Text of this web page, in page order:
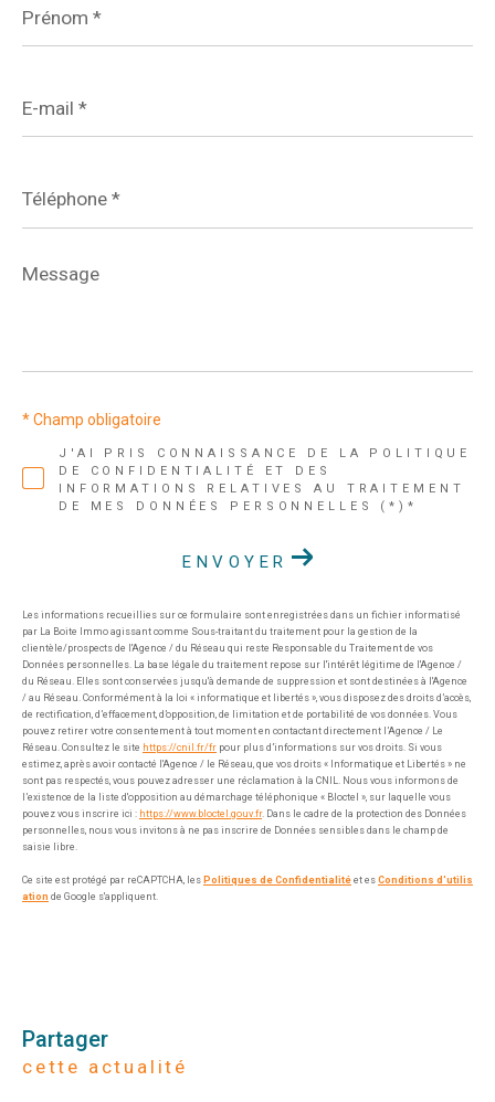
*
mail
*
*
Message
*
J'AI PRIS CONNAISSANCE DE LA POLITIQUE
DE CONFIDENTIALITÉ ET DES
INFORMATIONS RELATIVES AU TRAITEMENT
DE MES DONNÉES PERSONNELLES (*)*
* Champ obligatoire
ENVOYER
Les informations recueillies sur ce formulaire sont enregistrées dans un fichier informatisé
par La Boite Immo agissant comme Sous-traitant du traitement pour la gestion de la
clientèle/prospects de l'Agence / du Réseau qui reste Responsable du Traitement de vos
Données personnelles. La base légale du traitement repose sur l'intérêt légitime de l'Agence /
du Réseau. Elles sont conservées jusqu'à demande de suppression et sont destinées à l'Agence
/ au Réseau. Conformément à la loi « informatique et libertés », vous disposez des droits d’accès,
de rectification, d’effacement, d’opposition, de limitation et de portabilité de vos données. Vous
pouvez retirer votre consentement à tout moment en contactant directement l’Agence / Le
Réseau. Consultez le site https://cnil.fr/fr pour plus d’informations sur vos droits. Si vous
estimez, après avoir contacté l'Agence / le Réseau, que vos droits « Informatique et Libertés » ne
sont pas respectés, vous pouvez adresser une réclamation à la CNIL. Nous vous informons de
l’existence de la liste d'opposition au démarchage téléphonique « Bloctel », sur laquelle vous
pouvez vous inscrire ici : https://www.bloctel.gouv.fr. Dans le cadre de la protection des Données
personnelles, nous vous invitons à ne pas inscrire de Données sensibles dans le champ de
saisie libre.
Ce site est protégé par reCAPTCHA, les Politiques de Confidentialité et es Conditions d'utilis
ation de Google s'appliquent.
partager
cette actualité